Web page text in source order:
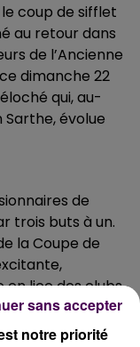
coup de sifflet
au retour dans
de l’Ancienne
dimanche 22
qui, au-
évolue
de
trois buts à un.
la Coupe de
en lice des clubs
est programmé
notre priorité
sans accepter